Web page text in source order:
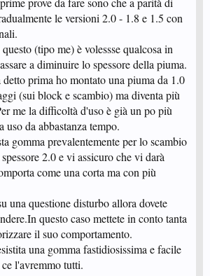
le versioni 2.0 - 1.8 e 1.5 con
(tipo me) è volessse qualcosa in
a diminuire lo spessore della piuma.
prima ho montato una piuma da 1.0
(sui block e scambio) ma diventa più
me la difficoltà d'uso è già un po più
da abbastanza tempo.
gomma prevalentemente per lo scambio
2.0 e vi assicuro che vi darà
come una corta ma con più
una questione disturbo allora dovete
questo caso mettete in conto tanta
il suo comportamento.
una gomma fastidiosissima e facile
l'avremmo tutti.